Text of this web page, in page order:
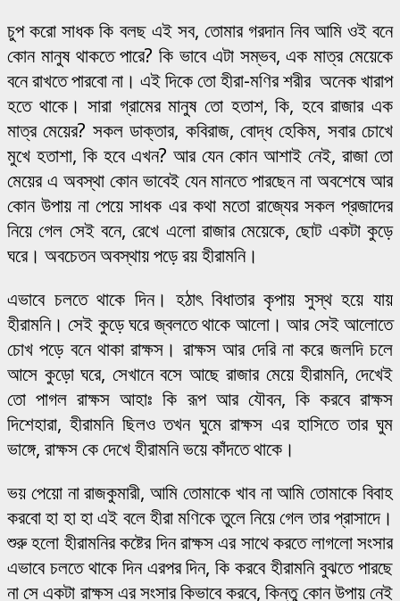
চুপ করো সাধক কি বলছ এই সব, তোমার গরদান নিব আমি ওই বনে
কোন মানুষ থাকতে পারে? কি ভাবে এটা সম্ভব, এক মাত্র মেয়েকে
বনে রাখতে পারবো না। এই দিকে তো হীরা-মণির শরীর অনেক খারাপ
হতে থাকে। সারা গ্রামের মানুষ তো হতাশ, কি, হবে রাজার এক
মাত্র মেয়ের? সকল ডাক্তার, কবিরাজ, বোদ্ধ হেকিম, সবার চোখে
মুখে হতাশা, কি হবে এখন? আর যেন কোন আশাই নেই, রাজা তো
মেয়ের এ অবস্থা কোন ভাবেই যেন মানতে পারছেন না অবশেষে আর
কোন উপায় না পেয়ে সাধক এর কথা মতো রাজ্যের সকল প্রজাদের
নিয়ে গেল সেই বনে, রেখে এলো রাজার মেয়েকে, ছোট একটা কুড়ে
ঘরে। অবচেতন অবস্থায় পড়ে রয় হীরামনি।
এভাবে চলতে থাকে দিন। হঠাৎ বিধাতার কৃপায় সুস্থ হয়ে যায়
হীরামনি। সেই কুড়ে ঘরে জ্বলতে থাকে আলো। আর সেই আলোতে
চোখ পড়ে বনে থাকা রাক্ষস। রাক্ষস আর দেরি না করে জলদি চলে
আসে কুড়ো ঘরে, সেখানে বসে আছে রাজার মেয়ে হীরামনি, দেখেই
তো পাগল রাক্ষস আহাঃ কি রূপ আর যৌবন, কি করবে রাক্ষস
দিশেহারা, হীরামনি ছিলও তখন ঘুমে রাক্ষস এর হাসিতে তার ঘুম
ভাঙ্গে, রাক্ষস কে দেখে হীরামনি ভয়ে কাঁদতে থাকে।
ভয় পেয়ো না রাজকুমারী, আমি তোমাকে খাব না আমি তোমাকে বিবাহ
করবো হা হা হা এই বলে হীরা মণিকে তুলে নিয়ে গেল তার প্রাসাদে।
শুরু হলো হীরামনির কষ্টের দিন রাক্ষস এর সাথে করতে লাগলো সংসার
এভাবে চলতে থাকে দিন এরপর দিন, কি করবে হীরামনি বুঝতে পারছে
না সে একটা রাক্ষস এর সংসার কিভাবে করবে, কিন্তু কোন উপায় নেই